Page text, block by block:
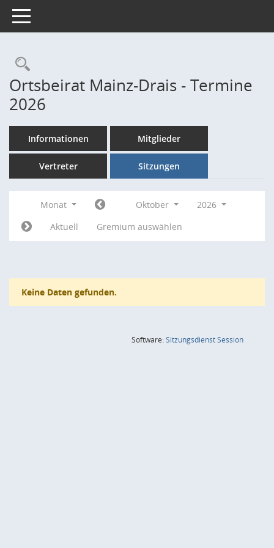
Toggle navigation
Rechercheauswahl
Ortsbeirat Mainz-Drais - Termine
2026
Informationen Mitglieder
Vertreter Sitzungen
Monat Oktober
2026
Aktuell
Gremium auswählen
Keine Daten gefunden.
Software:SitzungsdienstSession(Wird in